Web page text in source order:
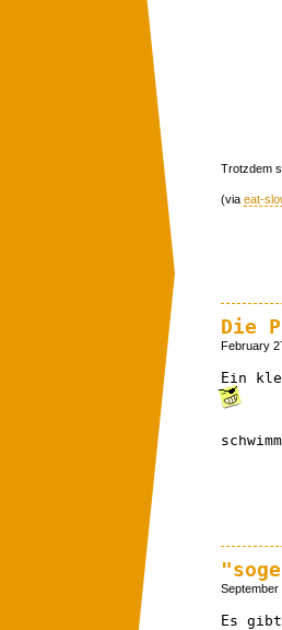
Trotzdem
(via eat-
Die
February
Ein
September
Es